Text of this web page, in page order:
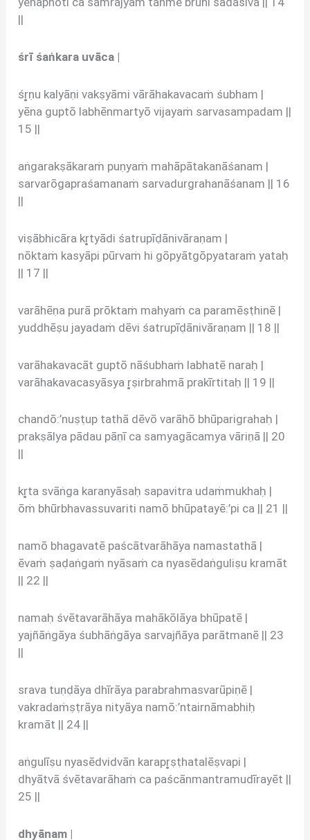
||
śrī śaṅkara uvāca |
śr̥ṇu kalyāṇi vakṣyāmi vārāhakavacaṁ śubham |
yēna guptō labhēnmartyō vijayaṁ sarvasampadam ||
15 ||
aṅgarakṣākaraṁ puṇyaṁ mahāpātakanāśanam |
sarvarōgapraśamanaṁ sarvadurgrahanāśanam || 16
||
viṣābhicāra kr̥tyādi śatrupīḍānivāraṇam |
nōktaṁ kasyāpi pūrvaṁ hi gōpyātgōpyataraṁ yataḥ
|| 17 ||
varāhēṇa purā prōktaṁ mahyaṁ ca paramēṣṭhinē |
yuddhēṣu jayadaṁ dēvi śatrupīḍānivāraṇam || 18 ||
varāhakavacāt guptō nāśubhaṁ labhatē naraḥ |
varāhakavacasyāsya r̥ṣirbrahmā prakīrtitaḥ || 19 ||
chandō:’nuṣṭup tathā dēvō varāhō bhūparigrahaḥ |
prakṣālya pādau pāṇī ca samyagācamya vāriṇā || 20
||
kr̥ta svāṅga karanyāsaḥ sapavitra udaṁmukhaḥ |
ōṁ bhūrbhavassuvariti namō bhūpatayē:’pi ca || 21 ||
namō bhagavatē paścātvarāhāya namastathā |
ēvaṁ ṣaḍaṅgaṁ nyāsaṁ ca nyasēdaṅguliṣu kramāt
|| 22 ||
namaḥ śvētavarāhāya mahākōlāya bhūpatē |
yajñāṅgāya śubhāṅgāya sarvajñāya parātmanē || 23
||
srava tuṇḍāya dhīrāya parabrahmasvarūpiṇē |
vakradaṁṣṭrāya nityāya namō:’ntairnāmabhiḥ
kramāt || 24 ||
aṅgulīṣu nyasēdvidvān karapr̥ṣṭhatalēṣvapi |
dhyātvā śvētavarāhaṁ ca paścānmantramudīrayēt ||
25 ||
dhyānam |